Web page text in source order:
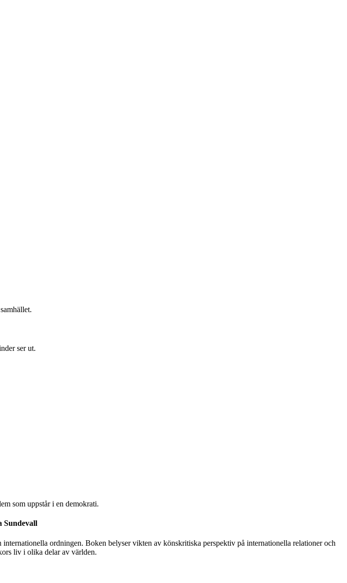
ser ut.
som uppstår i en demokrati.
Sundevall
ordningen. Boken belyser vikten av könskritiska perspektiv på internationella relationer och
liv i olika delar av världen.